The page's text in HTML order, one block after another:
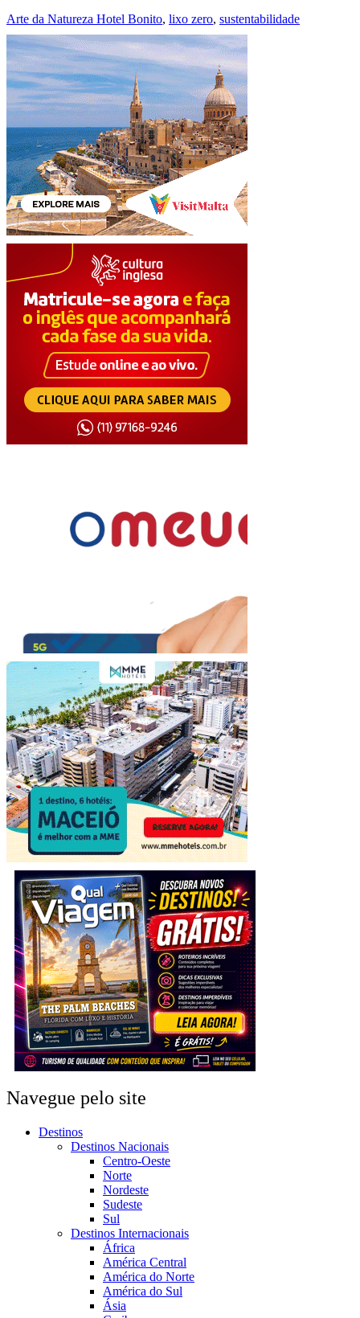
Arte da Natureza Hotel Bonito, lixo zero, sustentabilidade
Navegue pelo site
Destinos
Destinos Nacionais
Centro-Oeste
Norte
Nordeste
Sudeste
Sul
Destinos Internacionais
África
América Central
América do Norte
América do Sul
Ásia